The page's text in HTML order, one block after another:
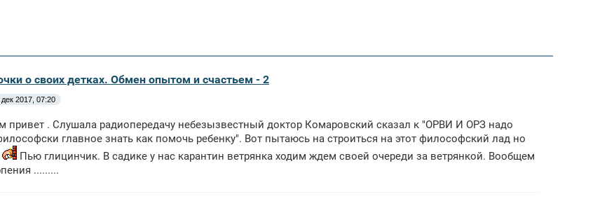
о своих детках. Обмен опытом и счастьем - 2
дек 2017, 07:20
привет . Слушала радиопередачу небезызвестный доктор Комаровский сказал к "ОРВИ И ОРЗ надо
главное знать как помочь ребенку". Вот пытаюсь на строиться на этот философский лад но
Пью глицинчик. В садике у нас карантин ветрянка ходим ждем своей очереди за ветрянкой. Вообщем
.........